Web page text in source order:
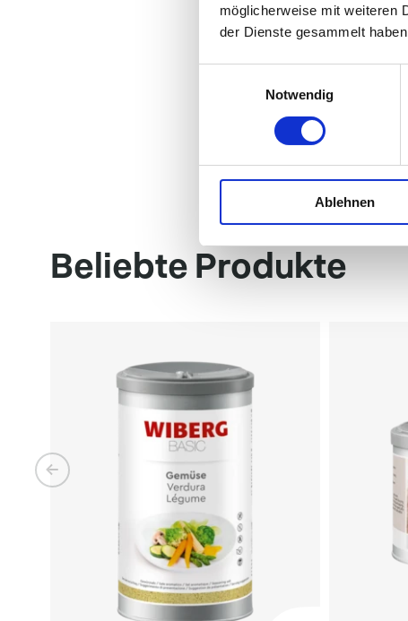
möglicherweise mit weiteren
der Dienste gesammelt
Notwendig
Ablehnen
Beliebte Produkte